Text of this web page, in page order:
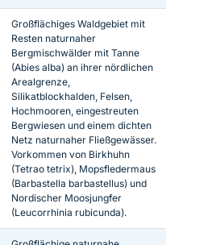
Großflächiges Waldgebiet mit
Resten naturnaher
Bergmischwälder mit Tanne
(Abies alba) an ihrer nördlichen
Arealgrenze,
Silikatblockhalden, Felsen,
Hochmooren, eingestreuten
Bergwiesen und einem dichten
Netz naturnaher Fließgewässer.
Vorkommen von Birkhuhn
(Tetrao tetrix), Mopsfledermaus
(Barbastella barbastellus) und
Nordischer Moosjungfer
(Leucorrhinia rubicunda).